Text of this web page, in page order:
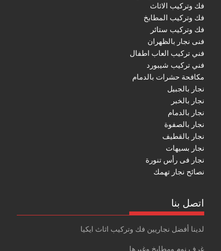
فك وتركيب الاثاث
فك وتركيب المطابخ
فك وتركيب ستائر
فنى نجار بالظهران
فني تركيب العاب اطفال
فني تركيب شيبورد
مكافحة حشرات بالدمام
نجار بالجبيل
نجار بالخبر
نجار بالدمام
نجار بالصفوة
نجار بالقطيف
نجار بسيهات
نجار فى رأس تنورة
نصائح نجار تهمك
اتصل بنا
لدينا أفضل نجاريين فك وتركيب اثاث ايكيا
غرف نوم ومطابخ وغيرها